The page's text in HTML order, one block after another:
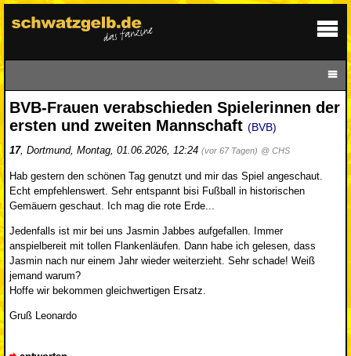
BVB-Frauen verabschieden Spielerinnen der
ersten und zweiten Mannschaft (BVB)
17, Dortmund, Montag, 01.06.2026, 12:24 (vor 67 Tagen) @ CHS
Hab gestern den schönen Tag genutzt und mir das Spiel angeschaut.
Echt empfehlenswert. Sehr entspannt bisi Fußball in historischen
Gemäuern geschaut. Ich mag die rote Erde...
Jedenfalls ist mir bei uns Jasmin Jabbes aufgefallen. Immer
anspielbereit mit tollen Flankenläufen. Dann habe ich gelesen, dass
Jasmin nach nur einem Jahr wieder weiterzieht. Sehr schade! Weiß
jemand warum?
Hoffe wir bekommen gleichwertigen Ersatz.
Gruß Leonardo